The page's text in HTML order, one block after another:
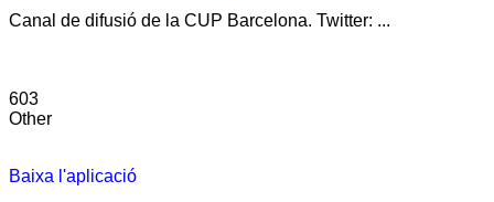
Canal de difusió de la CUP Barcelona. Twitter: ...
603
Other
Baixa l'aplicació